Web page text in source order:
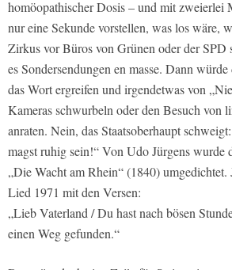
homöopathischer Dosis – und mit zweierlei
nur eine Sekunde vorstellen, was los wäre,
Zirkus vor Büros von Grünen oder der SPD
es Sondersendungen en masse. Dann würde
das Wort ergreifen und irgendetwas von
Kameras schwurbeln oder den Besuch von
anraten. Nein, das Staatsoberhaupt
magst ruhig sein!“ Von Udo Jürgens wurde
„Die Wacht am Rhein“ (1840) umgedichtet.
Lied 1971 mit den Versen:
„Lieb Vaterland / Du hast nach bösen
einen Weg gefunden.“